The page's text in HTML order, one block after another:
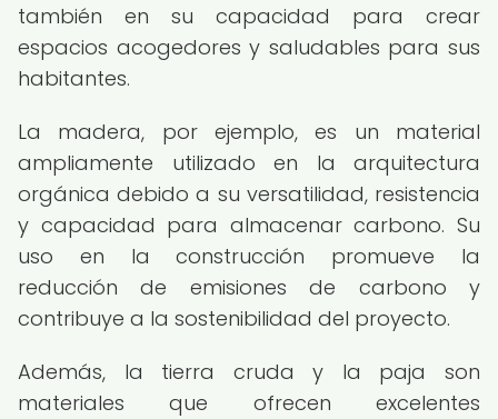
también en su capacidad para crear
espacios acogedores y saludables para sus
habitantes.
La madera, por ejemplo, es un material
ampliamente utilizado en la arquitectura
orgánica debido a su versatilidad, resistencia
y capacidad para almacenar carbono. Su
uso en la construcción promueve la
reducción de emisiones de carbono y
contribuye a la sostenibilidad del proyecto.
Además, la tierra cruda y la paja son
materiales que ofrecen excelentes